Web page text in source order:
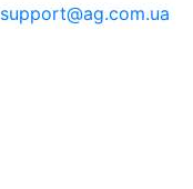
support@ag.com.ua